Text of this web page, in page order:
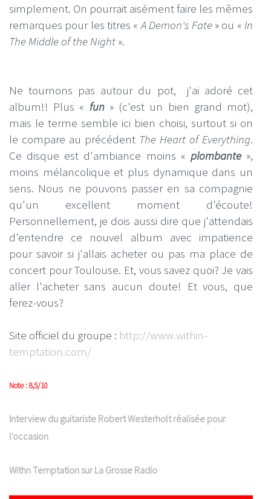
simplement. On pourrait aisément faire les mêmes
remarques pour les titres «A Demon's Fate» ou «In
The Middle of the Night ».
Ne tournons pas autour du pot, j'ai adoré cet
album!! Plus « fun » (c'est un bien grand mot),
mais le terme semble ici bien choisi, surtout si on
le compare au précédent The Heart of Everything.
Ce disque est d'ambiance moins « plombante »,
moins mélancolique et plus dynamique dans un
sens. Nous ne pouvons passer en sa compagnie
qu'un excellent moment d'écoute!
Personnellement, je dois aussi dire que j'attendais
d'entendre ce nouvel album avec impatience
pour savoir si j'allais acheter ou pas ma place de
concert pour Toulouse. Et, vous savez quoi? Je vais
aller l'acheter sans aucun doute! Et vous, que
ferez-vous?
Site officiel du groupe : http://www.within-
temptation.com/
Note : 8,5/10
Interview du guitariste Robert Westerholt réalisée pour
l'occasion
Withn Temptation sur La Grosse Radio